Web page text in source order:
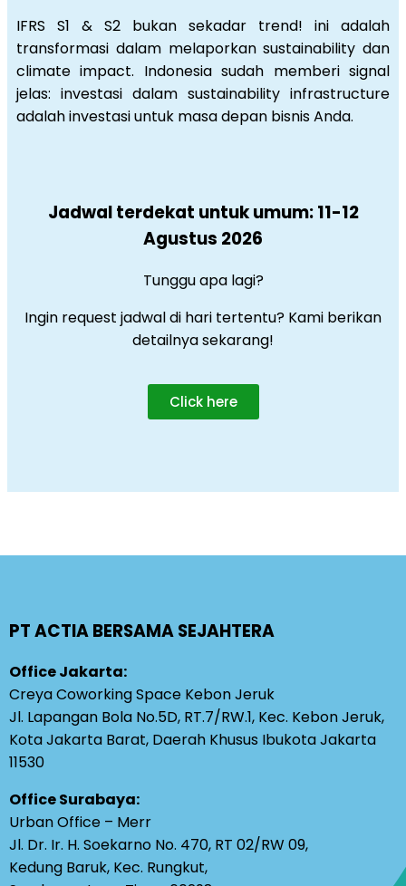
IFRS S1 & S2 bukan sekadar trend! ini adalah
transformasi dalam melaporkan sustainability dan
climate impact. Indonesia sudah memberi signal
jelas: investasi dalam sustainability infrastructure
adalah investasi untuk masa depan bisnis Anda.
Jadwal terdekat untuk umum: 11-12
Agustus 2026
Tunggu apa lagi?
Ingin request jadwal di hari tertentu? Kami berikan
detailnya sekarang!
Click here
PT ACTIA BERSAMA SEJAHTERA
Office Jakarta:
Creya Coworking Space Kebon Jeruk
Jl. Lapangan Bola No.5D, RT.7/RW.1, Kec. Kebon Jeruk,
Kota Jakarta Barat, Daerah Khusus Ibukota Jakarta
11530
Office Surabaya:
Urban Office – Merr
Jl. Dr. Ir. H. Soekarno No. 470, RT 02/RW 09,
Kedung Baruk, Kec. Rungkut,